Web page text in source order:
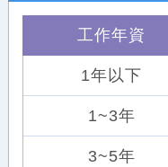
工作年資
1年以下
1~3年
3~5年